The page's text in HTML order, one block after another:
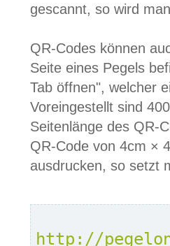
gescannt, so wird
QR-Codes können
Seite eines Pegels
Tab öffnen", welcher
Voreingestellt sind
Seitenlänge des QR-
QR-Code von 4cm ×
ausdrucken, so setzt
http://